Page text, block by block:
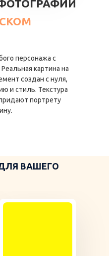
персонажа с
картина на
создан с нуля,
и стиль. Текстура
портрету
ВАШЕГО